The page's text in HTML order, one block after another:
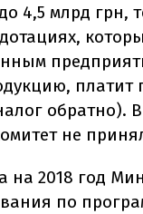
4,5 млрд грн,
платит
обратно).
не
на 2018 год
по